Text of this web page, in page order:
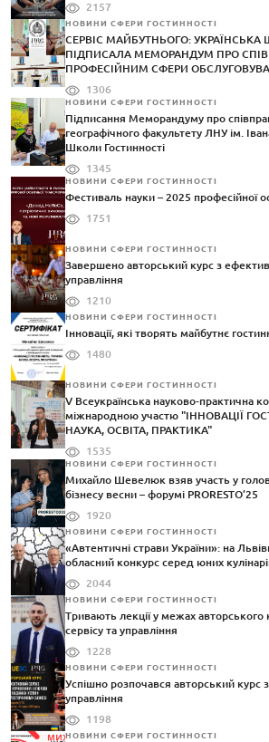
2157
НОВИНИ СФЕРИ ГОСТИННОСТІ
СЕРВІС МАЙБУТНЬОГО:
ПІДПИСАЛА МЕМОРАНДУМ ПРО
ПРОФЕСІЙНИМ СФЕРИ
1306
НОВИНИ СФЕРИ ГОСТИННОСТІ
Підписання Меморандуму про
географічного факультету ЛНУ ім.
Школи Гостинності
1345
НОВИНИ СФЕРИ ГОСТИННОСТІ
Фестиваль науки – 2025 професійної
1751
НОВИНИ СФЕРИ ГОСТИННОСТІ
Завершено авторський курс з
управління
1210
НОВИНИ СФЕРИ ГОСТИННОСТІ
Інновації, які творять майбутнє
1480
НОВИНИ СФЕРИ ГОСТИННОСТІ
V Всеукраїнська науково-практична
міжнародною участю "ІННОВАЦІЇ
НАУКА, ОСВІТА, ПРАКТИКА"
1535
НОВИНИ СФЕРИ ГОСТИННОСТІ
Михайло Шевелюк взяв участь у
бізнесу весни – форумі PRORESTO’25
1920
НОВИНИ СФЕРИ ГОСТИННОСТІ
«Автентичні страви України»: на
обласний конкурс серед юних
2044
НОВИНИ СФЕРИ ГОСТИННОСТІ
Тривають лекції у межах авторського
сервісу та управління
1228
НОВИНИ СФЕРИ ГОСТИННОСТІ
Успішно розпочався авторський курс
управління
1198
НОВИНИ СФЕРИ ГОСТИННОСТІ